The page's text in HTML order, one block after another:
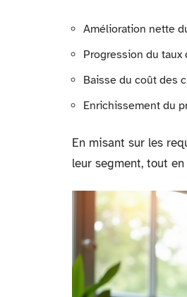
Amélioration nette
Progression du
Baisse du coût des
Enrichissement du
En misant sur les
leur segment, tout